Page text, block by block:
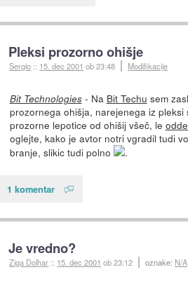
Pleksi prozorno ohišje
Sergio :: 15. dec 2001 ob 23:48 Modifikacije
Bit Technologies- Na Bit Techu sem
prozornega ohišja, narejenega iz pleksi
prozorne lepotice od ohišij všeč, le
oglejte, kako je avtor notri vgradil tudi
branje, slikic tudi polno
.
1 komentar
Je vredno?
Ziga Dolhar :: 15. dec 2001 ob 23:12 oznake: N/A